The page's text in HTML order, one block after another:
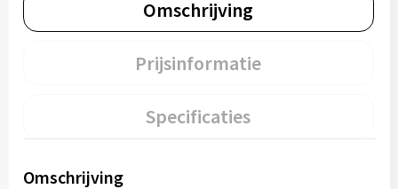
Omschrijving
Prijsinformatie
Specificaties
Omschrijving